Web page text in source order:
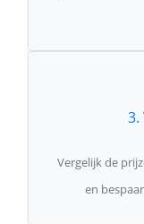
3.
Vergelijk de
en